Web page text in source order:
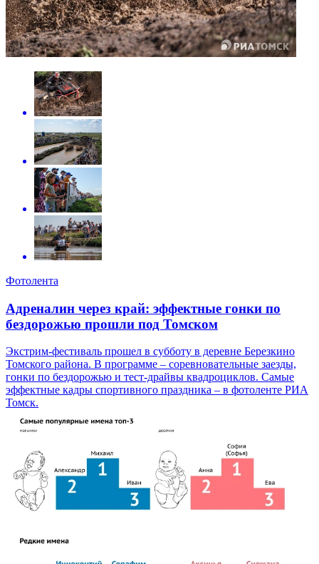
Фотолента
Адреналин через край: эффектные гонки по
бездорожью прошли под Томском
Экстрим-фестиваль прошел в субботу в деревне Березкино
Томского района. В программе – соревновательные заезды,
гонки по бездорожью и тест-драйвы квадроциклов. Самые
эффектные кадры спортивного праздника – в фотоленте РИА
Томск.